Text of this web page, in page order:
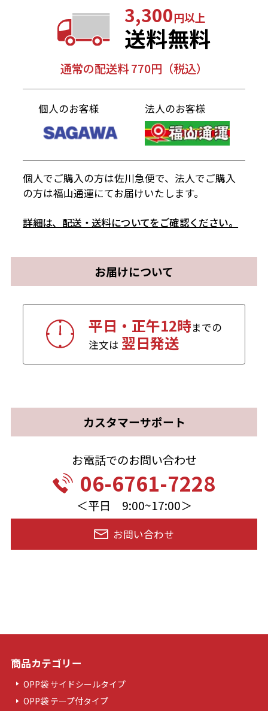
3,300円以上
送料無料
通常の配送料 770円（税込）
個人のお客様 法人のお客様
個人でご購入の方は佐川急便で、法人でご購入
の方は福山通運にてお届けいたします。
詳細は、配送・送料についてをご確認ください。
お届けについて
平日・正午12時までの
注文は 翌日発送
カスタマーサポート
お電話でのお問い合わせ
06-6761-7228
＜平日 9:00~17:00＞
お問い合わせ
商品カテゴリー
OPP袋 サイドシールタイプ
OPP袋 テープ付タイプ